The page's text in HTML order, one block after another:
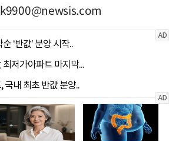
k9900@newsis.com